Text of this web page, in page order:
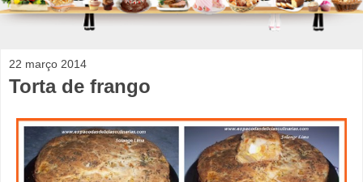
22 março 2014
Torta de frango